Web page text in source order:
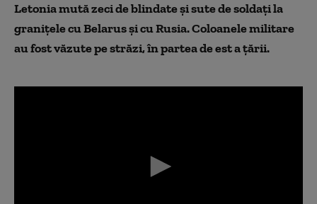
Letonia mută zeci de blindate și sute de soldați la
granițele cu Belarus și cu Rusia. Coloanele militare
au fost văzute pe străzi, în partea de est a țării.